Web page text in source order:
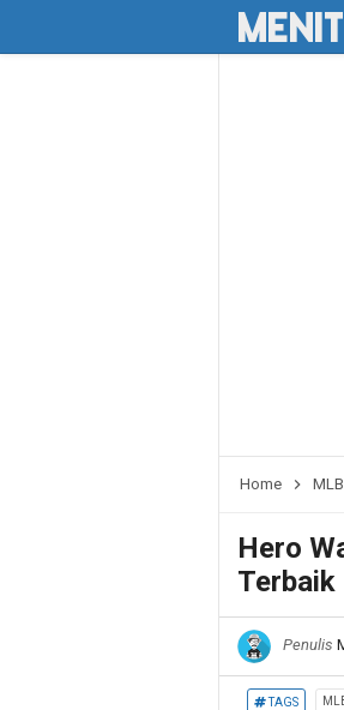
Home
Hero
Terbaik
Penulis
TAGS